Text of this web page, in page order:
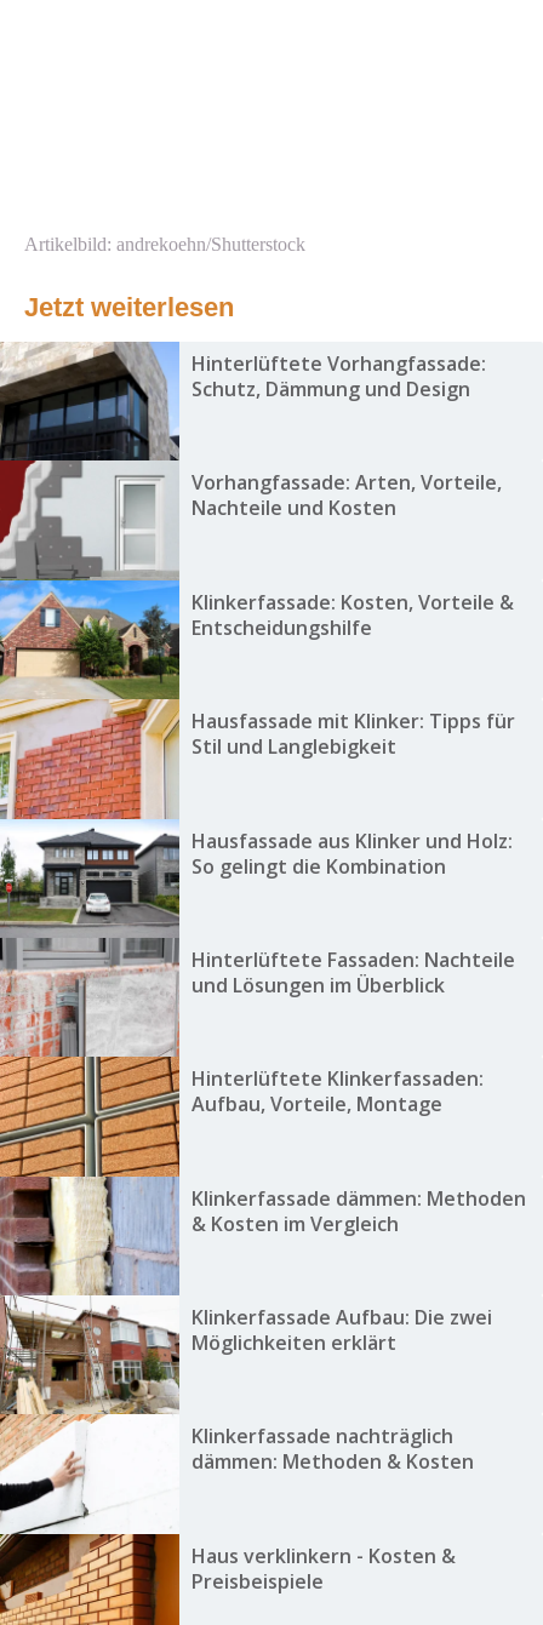
Artikelbild: andrekoehn/Shutterstock
Jetzt weiterlesen
Hinterlüftete Vorhangfassade:
Schutz, Dämmung und Design
Vorhangfassade: Arten, Vorteile,
Nachteile und Kosten
Klinkerfassade: Kosten, Vorteile &
Entscheidungshilfe
Hausfassade mit Klinker: Tipps für
Stil und Langlebigkeit
Hausfassade aus Klinker und Holz:
So gelingt die Kombination
Hinterlüftete Fassaden: Nachteile
und Lösungen im Überblick
Hinterlüftete Klinkerfassaden:
Aufbau, Vorteile, Montage
Klinkerfassade dämmen: Methoden
& Kosten im Vergleich
Klinkerfassade Aufbau: Die zwei
Möglichkeiten erklärt
Klinkerfassade nachträglich
dämmen: Methoden & Kosten
Haus verklinkern - Kosten &
Preisbeispiele